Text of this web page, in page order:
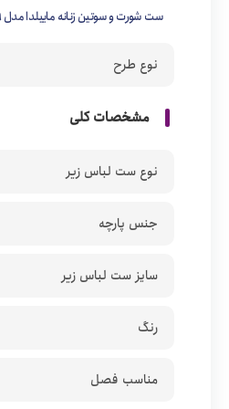
ست شورت و سوتین زنانه ماییلدا مدل 3529-3
نوع طرح
مشخصات کلی
نوع ست لباس زیر
جنس پارچه
سایز ست لباس زیر
رنگ
مناسب فصل